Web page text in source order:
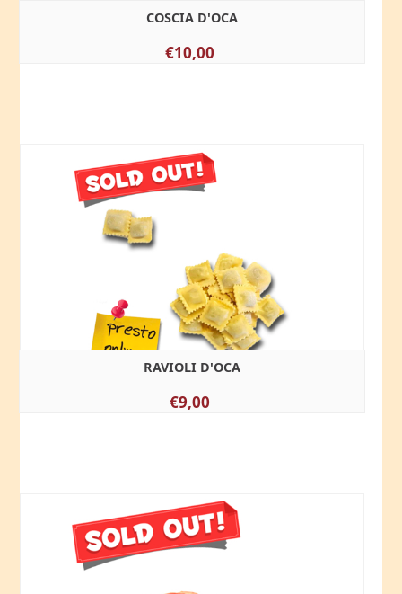
COSCIA D'OCA
€10,00
RAVIOLI D'OCA
€9,00